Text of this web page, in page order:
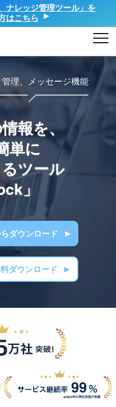
ナレッジ管理ツール」を
はこちら
理、メッセージ機能
報を、
単に
ツール
」
ダウンロード
ダウンロード